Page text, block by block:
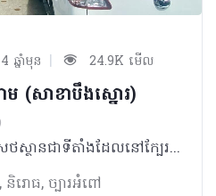
4 ឆ្នាំមុន | 24.9K មើល
(សាខាបឹងស្នោរ)
ហេលស៍ថាមជឿជាក់ថា ឱសថស្ថានជាទីតាំងដែលនៅក្បែរប្រជាជនកម្ពុជា ដែលអាចផ្តល់នូវគំរូសេវាកម្ម ផលិតផល ចំណេះដឹង និងការប្រឹក្សាដល់ប្រជាជនគ្រប់ស្រទាប់វណ្ណៈ។ ក្រៅពីមានលក់ឱសថ វីតាមីន និងអាហារបំប៉នដូចឱសថស្ថានផ្សេងៗទៀត ឱសថស្ថាន ហេលស៍ថាម ផ្តោតសំខាន់លើទស្សនវិស័យដូចជា៖ _ ជម្រុញការប្រើប្រាស់ផលិតផលសម្រាប់តាមដានសុខភាពជាប្រចាំ និងផលិតផលដែលធានាសុវត្ថិភាពក្នុងការរស់នៅប្រចាំថ្ងៃ ដើម្បីជាផ្នែកមួយក្នុងការយកចិត្តទុកដាក់ និងការដឹងគុណដល់មនុស្សជុំវិញខ្លួន ជាពិសេសឪពុកម្តាយ យាយតា _ សម្ភារៈការពារសមរម្យក្នុងការធ្វើលំហាត់ប្រាណដោយសុវត្ថិភាព និងផលិតផលសម្រាប់ប្រើប្រាស់ក្រោយមានការថ្លោះគ្រិចផ្សេងៗ ដើម្បីជម្រុញការហាត់ប្រាណ
និរោធ, ច្បារអំពៅ